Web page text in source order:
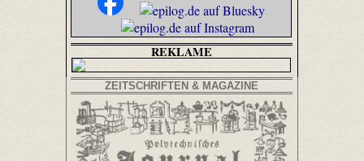
REKLAME
ZEITSCHRIFTEN & MAGAZINE